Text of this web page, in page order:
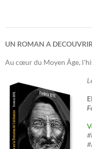
UN ROMAN A DECOUVRIR
Au cœur du Moyen Âge,